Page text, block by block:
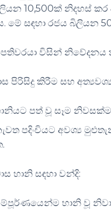
10,500ක් නිදහස් කර
මේ සඳහා රජය බිලියන
විසින් නිවේදනය
පිරිසිදු කිරීම සහ
පත් වූ සෑම නිවසක්ම
පදිංචියට අවශ්‍ය
හානි සඳහා වන්දි:
හානි වූ